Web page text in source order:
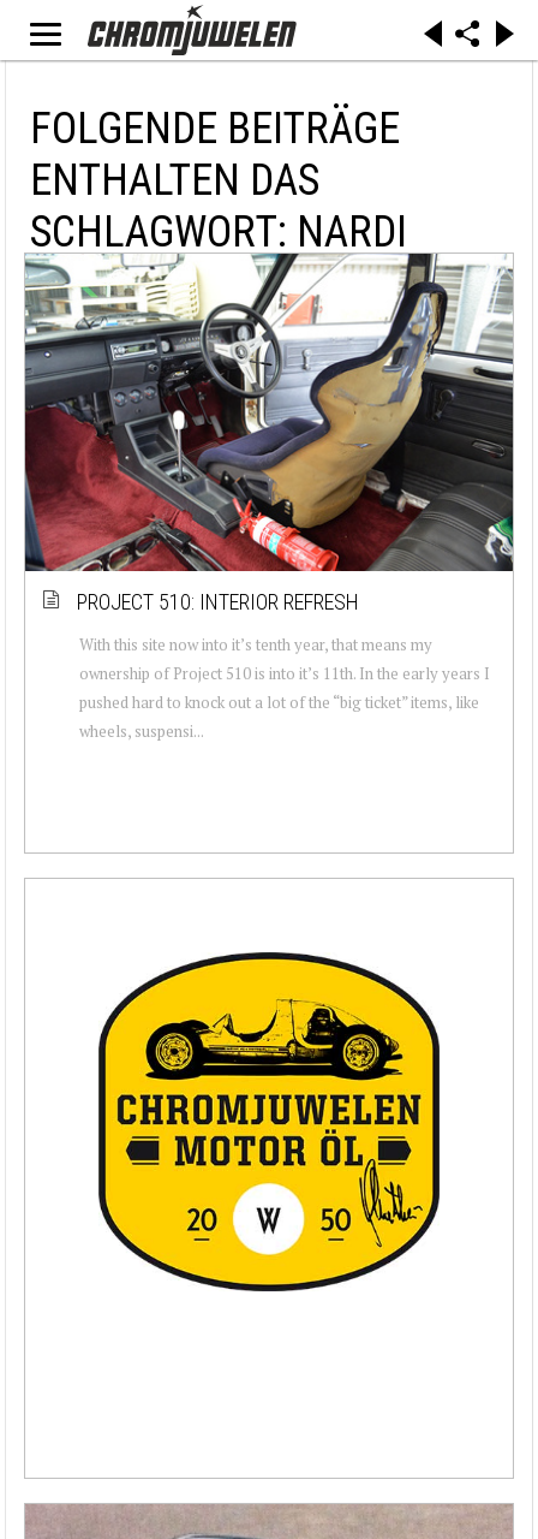
FOLGENDE BEITRÄGE
ENTHALTEN DAS
SCHLAGWORT: NARDI
PROJECT 510: INTERIOR REFRESH
With this site now into it’s tenth year, that means my
ownership of Project 510 is into it’s 11th. In the early years I
pushed hard to knock out a lot of the “big ticket” items, like
wheels, suspensi...